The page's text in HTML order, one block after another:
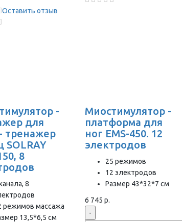
Оставить отзыв
-
для
тренажер
8
8
режимов массажа
13,5*6,5 см
Миостимулятор -
платформа для
ног EMS-450. 12
электродов
25 режимов
12 электродов
Размер 43*32*7 см
6 745 р.
-